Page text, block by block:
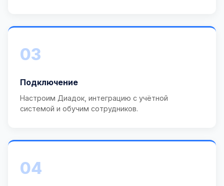
03
Подключение
Настроим Диадок, интеграцию с учётной
системой и обучим сотрудников.
04